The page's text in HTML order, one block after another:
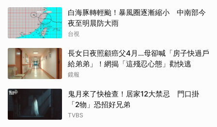
白海豚轉輕颱！暴風圈逐漸縮小 中南部今
夜至明晨防大雨
台視
長女日夜照顧癌父4月…母卻喊「房子快過戶
給弟弟」！網揭「這殘忍心態」勸快逃
鏡報
鬼月來了快檢查！居家12大禁忌 門口掛
「2物」恐招好兄弟
TVBS